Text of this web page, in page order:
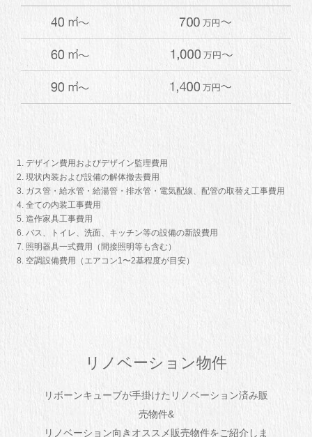
デザイン費用およびデザイン監理費用
現状内装および設備の解体撤去費用
ガス管・給水管・給湯管・排水管・電気配線、配管の取替え工事費用
全ての内装工事費用
造作家具工事費用
バス、トイレ、洗面、キッチン等の設備の新設費用
照明器具一式費用（間接照明等も含む）
空調設備費用（エアコン1〜2基程度が目安）
リノベーション物件
リボーンキューブが手掛けたリノベーション済み販
売物件&
リノベーション向きオススメ販売物件をご紹介しま